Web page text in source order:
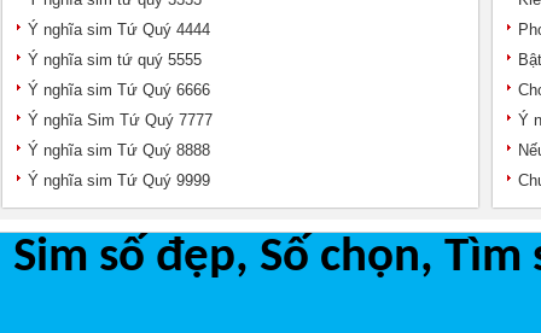
Ý nghĩa sim Tứ Quý 4444
Ý nghĩa sim tứ quý 5555
Ý nghĩa sim Tứ Quý 6666
Ý nghĩa Sim Tứ Quý 7777
Ý nghĩa sim Tứ Quý 8888
Ý nghĩa sim Tứ Quý 9999
Ý
Sim số đẹp, Số chọn,